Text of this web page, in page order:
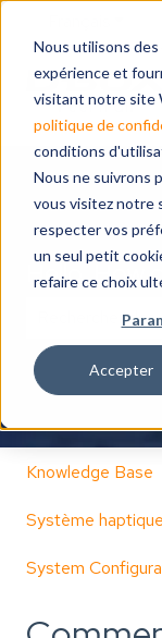
Nous utilisons
expérience et
visitant notre site
politique de
conditions
Nous ne suivrons
vous visitez notre
respecter vos
un seul petit
refaire ce choix
Accepter
Hello. How
Il n'y a
Knowledge Base
Système
System